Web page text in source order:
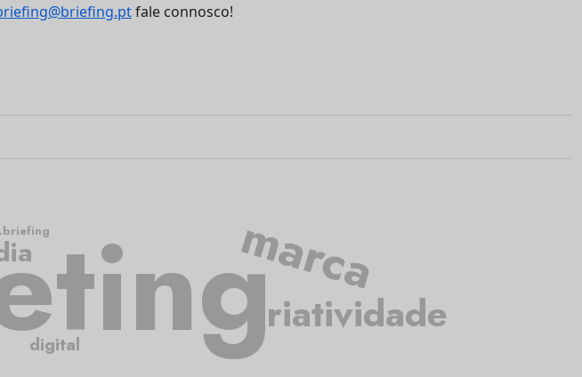
fale connosco!
marca
criatividade
digital